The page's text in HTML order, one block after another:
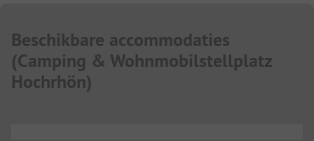
Beschikbare accommodaties
(Camping & Wohnmobilstellplatz
Hochrhön)